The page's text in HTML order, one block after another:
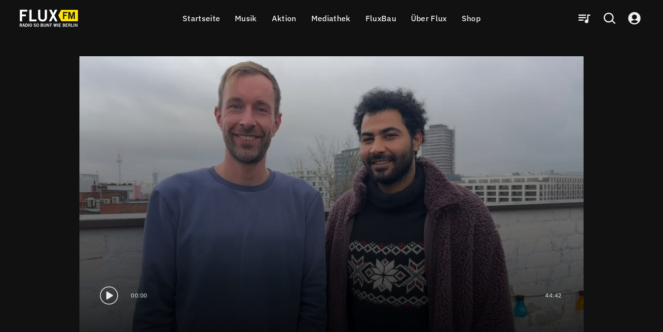
Startseite Musik Aktion Mediathek FluxBau Über Flux Shop
00:00 44:42